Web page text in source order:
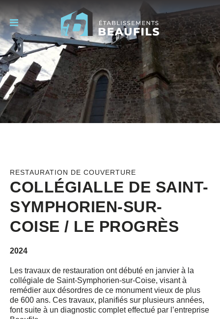
RESTAURATION DE COUVERTURE
COLLÉGIALLE DE SAINT-
SYMPHORIEN-SUR-
COISE / LE PROGRÈS
2024
Les travaux de restauration ont débuté en janvier à la
collégiale de Saint-Symphorien-sur-Coise, visant à
remédier aux désordres de ce monument vieux de plus
de 600 ans. Ces travaux, planifiés sur plusieurs années,
font suite à un diagnostic complet effectué par l’entreprise